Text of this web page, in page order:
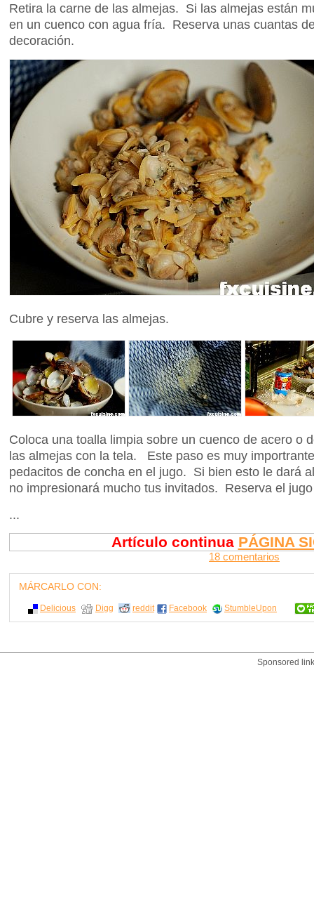
Retira la carne de las almejas. Si las almejas están
en un cuenco con agua fría. Reserva unas cuantas
decoración.
Cubre y reserva las almejas.
Coloca una toalla limpia sobre un cuenco de acero o
las almejas con la tela. Este paso es muy
pedacitos de concha en el jugo. Si bien esto le dará
no impresionará mucho tus invitados. Reserva el
...
Artículo continua PÁGINA
18 comentarios
MÁRCARLO CON:
Delicious Digg reddit Facebook StumbleUpon
Sponsored